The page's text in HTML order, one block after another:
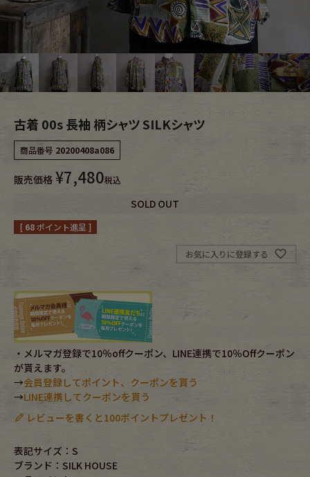
メンズ商品カテゴリーから探す
Tops Outer
Bottoms Fafatt
レディース商品カテゴリーから探す
Tops
Kidswear
小物・アクセサリーから探す
Eye Wear
Bag
Accessory
Keyring
古着 00s 長袖 柄シャツ SILKシャツ
商品番号 20200408a086
販売価格 ¥7,480税込
SOLD OUT
[ 68ポイント進呈 ]
お気に入りに登録する
・メルマガ登録で10％offクーポン、LINE連携で10％Offクーポン
が貰えます。
→会員登録してポイント、クーポンを貰う
→LINE連携してクーポンを貰う
レビューを書くと100ポイントプレゼント！
表記サイズ：S
ブランド：SILK HOUSE